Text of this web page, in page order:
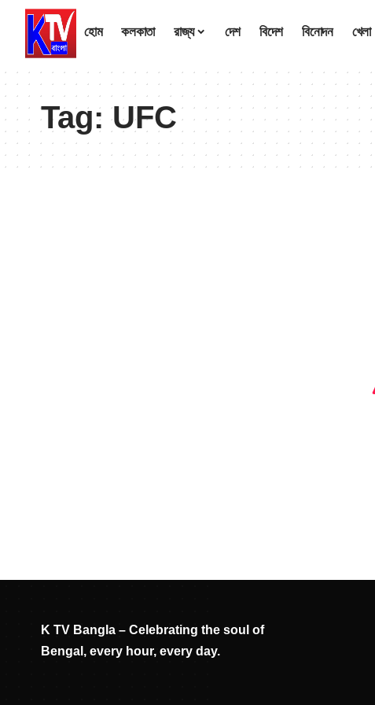
হোম কলকাতা রাজ্য দেশ বিদেশ বিনোদন খেলা
Tag:UFC
K TV Bangla – Celebrating the soul of
Bengal, every hour, every day.